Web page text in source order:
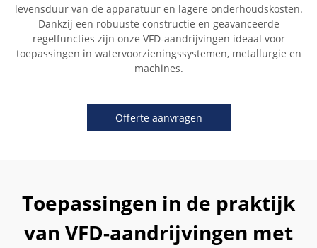
levensduur van de apparatuur en lagere onderhoudskosten.
Dankzij een robuuste constructie en geavanceerde
regelfuncties zijn onze VFD-aandrijvingen ideaal voor
toepassingen in watervoorzieningssystemen, metallurgie en
machines.
Offerte aanvragen
Toepassingen in de praktijk
van VFD-aandrijvingen met